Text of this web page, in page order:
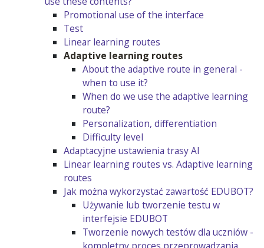
Promotional use of the interface
Test
Linear learning routes
Adaptive learning routes
About the adaptive route in general -
when to use it?
When do we use the adaptive learning
route?
Personalization, differentiation
Difficulty level
Adaptacyjne ustawienia trasy AI
Linear learning routes vs. Adaptive learning
routes
Jak można wykorzystać zawartość EDUBOT?
Używanie lub tworzenie testu w
interfejsie EDUBOT
Tworzenie nowych testów dla uczniów -